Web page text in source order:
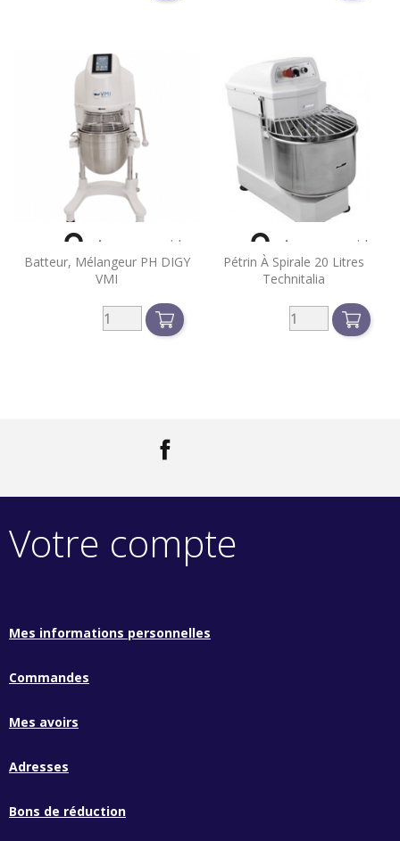
Batteur, Mélangeur PH DIGY
VMI
 Aperçu rapide
Pétrin À Spirale 20 Litres
Technitalia
 Aperçu rapide
Votre compte
Mes informations personnelles
Commandes
Mes avoirs
Adresses
Bons de réduction